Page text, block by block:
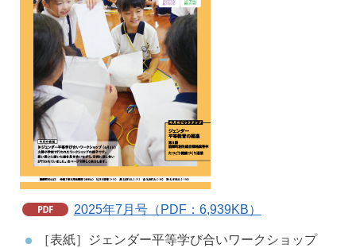
2025年7月号（PDF：6,939KB）
［表紙］ジェンダー平等学び合いワークショップ